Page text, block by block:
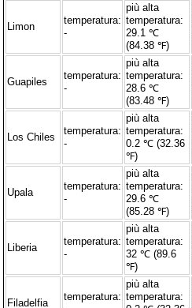
Limon
temperatura:
-
più alta
temperatura:
29.1 ℃
(84.38 ℉)
Guapiles
temperatura:
-
più alta
temperatura:
28.6 ℃
(83.48 ℉)
Los Chiles
temperatura:
-
più alta
temperatura:
0.2 ℃ (32.36
℉)
Upala
temperatura:
-
più alta
temperatura:
29.6 ℃
(85.28 ℉)
Liberia
temperatura:
-
più alta
temperatura:
32 ℃ (89.6
℉)
Filadelfia
temperatura:
più alta
temperatura: